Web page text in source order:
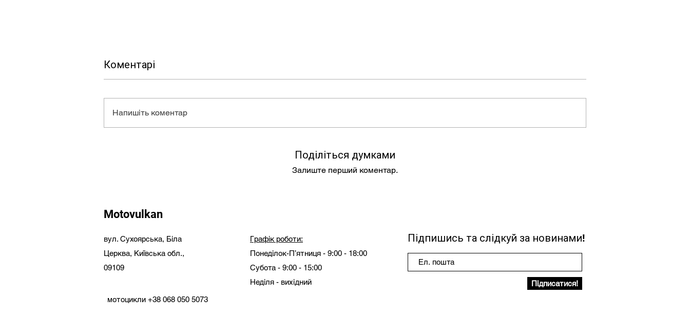
Коментарі
Напишіть коментар
Поділіться думками
Залиште перший коментар.
Motovulkan
вул. Сухоярська, Біла
Церква, Київська обл.,
09109
мотоцикли +38 068 050 5073
Графік роботи:
Понеділок-П’ятниця - 9:00 - 18:00
Субота - 9:00 - 15:00
Неділя - вихідний
Підпишись та слідкуй за новинами!
Підписатися!